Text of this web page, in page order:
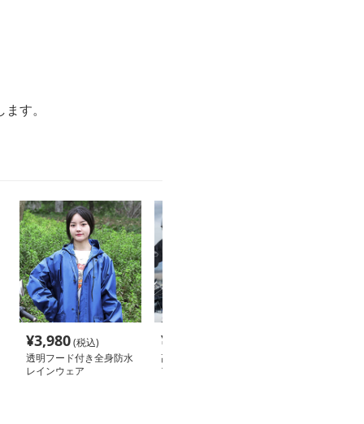
す。
¥3,980(税込)
透明フード付き全身防水
レインウェア
¥
高級防水防風レインウェ
ア